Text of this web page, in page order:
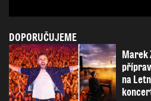
DOPORUČUJEME
Marek
na